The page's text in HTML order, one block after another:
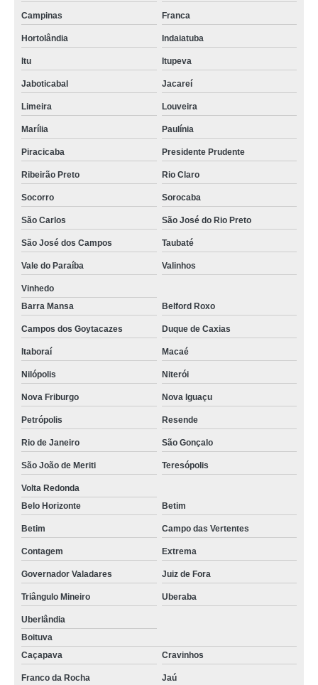
Campinas Franca
Hortolândia Indaiatuba
Itu Itupeva
Jaboticabal Jacareí
Limeira Louveira
Marília Paulínia
Piracicaba Presidente Prudente
Ribeirão Preto Rio Claro
Socorro Sorocaba
São Carlos São José do Rio Preto
São José dos Campos Taubaté
Vale do Paraíba Valinhos
Vinhedo
Barra Mansa
Belford Roxo
Campos dos Goytacazes Duque de Caxias
Itaboraí Macaé
Nilópolis Niterói
Nova Friburgo Nova Iguaçu
Petrópolis Resende
Rio de Janeiro São Gonçalo
São João de Meriti Teresópolis
Volta Redonda
Belo Horizonte
Betim
Betim Campo das Vertentes
Contagem Extrema
Governador Valadares Juiz de Fora
Triângulo Mineiro Uberaba
Uberlândia
Boituva
Caçapava
Cravinhos
Franco da Rocha Jaú